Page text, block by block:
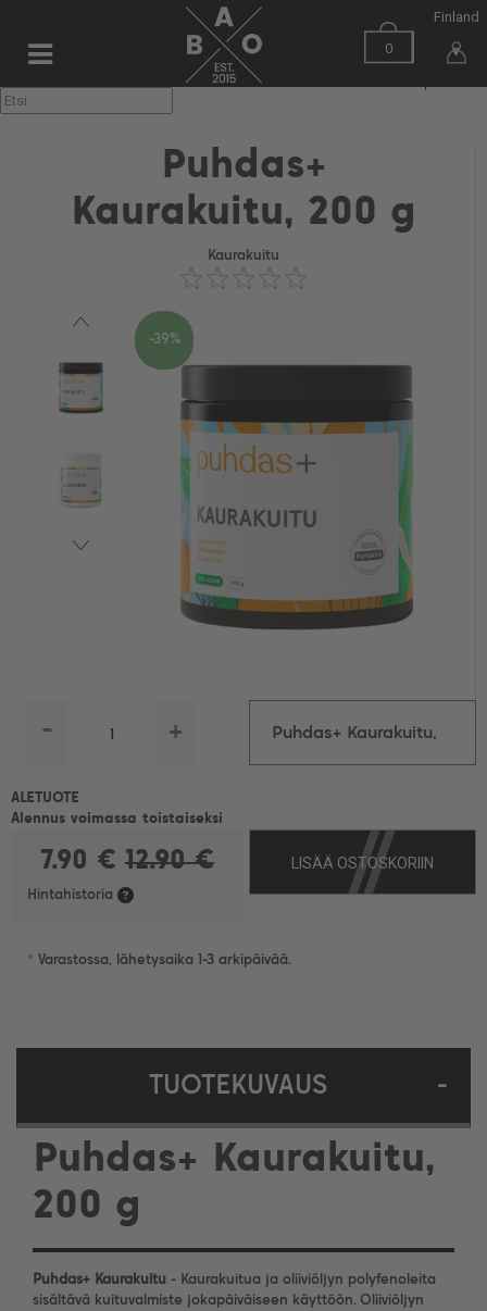
0
Finland
▼
Puhdas+
Kaurakuitu, 200 g
Kaurakuitu
-39%
- + Puhdas+ Kaurakuitu,
ALETUOTE
Alennus voimassa toistaiseksi
7.90 € 12.90 €
Hintahistoria
LISÄÄ OSTOSKORIIN
• Varastossa, lähetysaika 1-3 arkipäivää.
TUOTEKUVAUS -
Puhdas+ Kaurakuitu,
200 g
Puhdas+ Kaurakuitu - Kaurakuitua ja oliiviöljyn polyfenoleita
sisältävä kuituvalmiste jokapäiväiseen käyttöön. Oliiviöljyn